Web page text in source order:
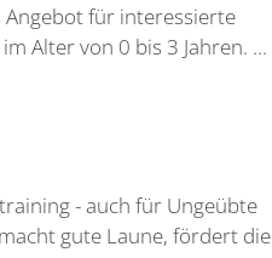
für interessierte
Alter von 0 bis 3 Jahren. ...
- auch für Ungeübte
gute Laune, fördert die